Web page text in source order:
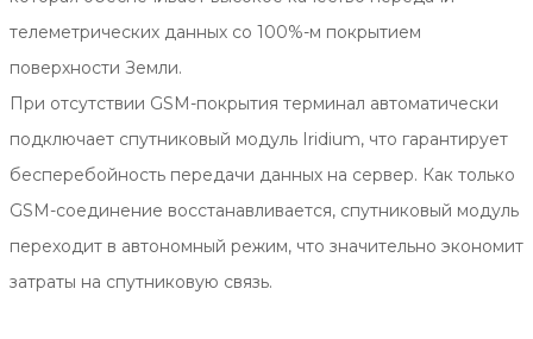
телеметрических данных со 100%-м покрытием
поверхности Земли.
При отсутствии GSM-покрытия терминал автоматически
подключает спутниковый модуль Iridium, что гарантирует
бесперебойность передачи данных на сервер. Как только
GSM-соединение восстанавливается, спутниковый модуль
переходит в автономный режим, что значительно экономит
затраты на спутниковую связь.